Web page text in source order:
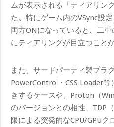
ムが表示される「ティアリン
た。特にゲーム内のVSync設
両方ONになっていると、二
にティアリングが目立つこと
また、サードパーティ製プラ
PowerControl・CSS Loader
きするケースや、Proton（
のバージョンとの相性、TDP
限による突発的なCPU/GPUク